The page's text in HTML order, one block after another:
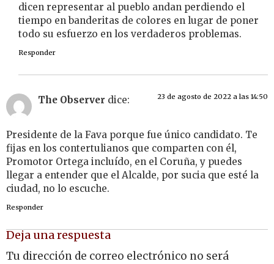
dicen representar al pueblo andan perdiendo el
tiempo en banderitas de colores en lugar de poner
todo su esfuerzo en los verdaderos problemas.
Responder
The Observer dice: 23 de agosto de 2022 a las 14:50
Presidente de la Fava porque fue único candidato. Te
fijas en los contertulianos que comparten con él,
Promotor Ortega incluído, en el Coruña, y puedes
llegar a entender que el Alcalde, por sucia que esté la
ciudad, no lo escuche.
Responder
Deja una respuesta
Tu dirección de correo electrónico no será